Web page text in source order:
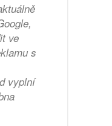
ve
s
vyplní